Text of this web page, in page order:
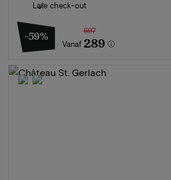
Late check-out
-59%
Vanaf
697
289